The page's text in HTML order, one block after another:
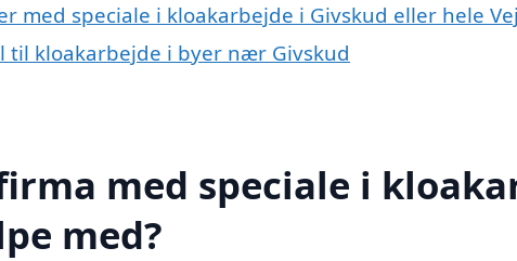
med speciale i kloakarbejde i Givskud eller hele
til kloakarbejde i byer nær Givskud
med speciale i
med?